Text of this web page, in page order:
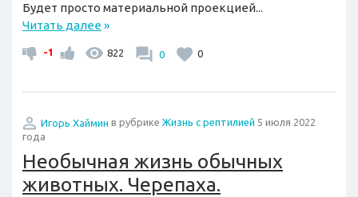
Будет просто материальной проекцией...
Читать далее»
-1 822 0 0
Игорь Хаймин в рубрике Жизнь с рептилией 5 июля 2022
года
Необычная жизнь обычных
животных. Черепаха.